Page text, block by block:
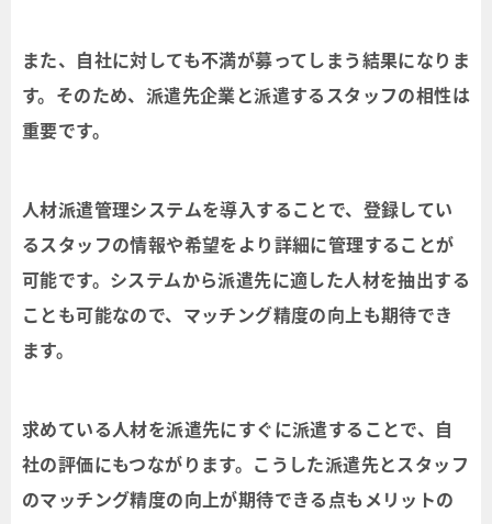
また、自社に対しても不満が募ってしまう結果になりま
す。そのため、派遣先企業と派遣するスタッフの相性は
重要です。
人材派遣管理システムを導入することで、登録してい
るスタッフの情報や希望をより詳細に管理することが
可能です。システムから派遣先に適した人材を抽出する
ことも可能なので、マッチング精度の向上も期待でき
ます。
求めている人材を派遣先にすぐに派遣することで、自
社の評価にもつながります。こうした派遣先とスタッフ
のマッチング精度の向上が期待できる点もメリットの